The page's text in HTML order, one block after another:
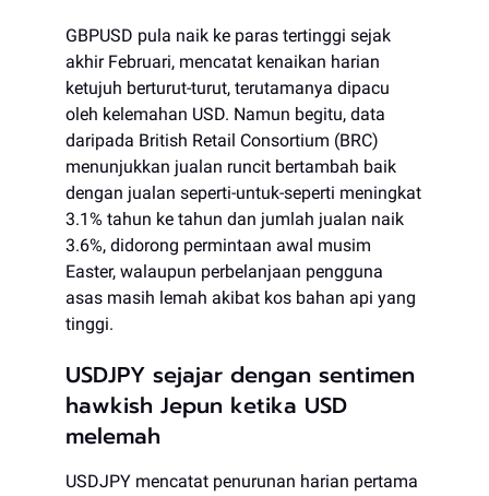
GBPUSD pula naik ke paras tertinggi sejak
akhir Februari, mencatat kenaikan harian
ketujuh berturut-turut, terutamanya dipacu
oleh kelemahan USD. Namun begitu, data
daripada British Retail Consortium (BRC)
menunjukkan jualan runcit bertambah baik
dengan jualan seperti-untuk-seperti meningkat
3.1% tahun ke tahun dan jumlah jualan naik
3.6%, didorong permintaan awal musim
Easter, walaupun perbelanjaan pengguna
asas masih lemah akibat kos bahan api yang
tinggi.
USDJPY sejajar dengan sentimen
hawkish Jepun ketika USD
melemah
USDJPY mencatat penurunan harian pertama